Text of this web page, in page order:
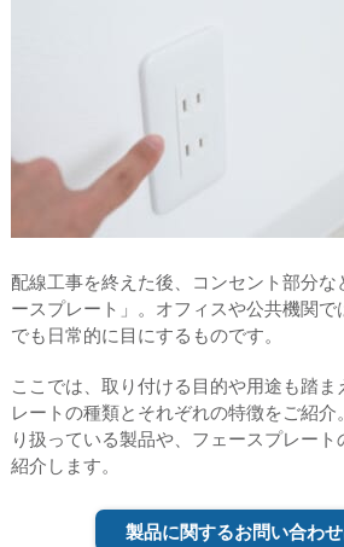
配線工事を終えた後、コンセント部分な
ースプレート」。オフィスや公共機関で
でも日常的に目にするものです。
ここでは、取り付ける目的や用途も踏
レートの種類とそれぞれの特徴をご紹介
り扱っている製品や、フェースプレート
紹介します。
製品に関するお問い合わ